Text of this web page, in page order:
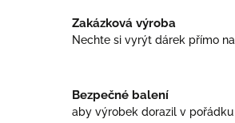
Zakázková výroba
Nechte si vyrýt dárek přímo
Bezpečné balení
aby výrobek dorazil v pořádku